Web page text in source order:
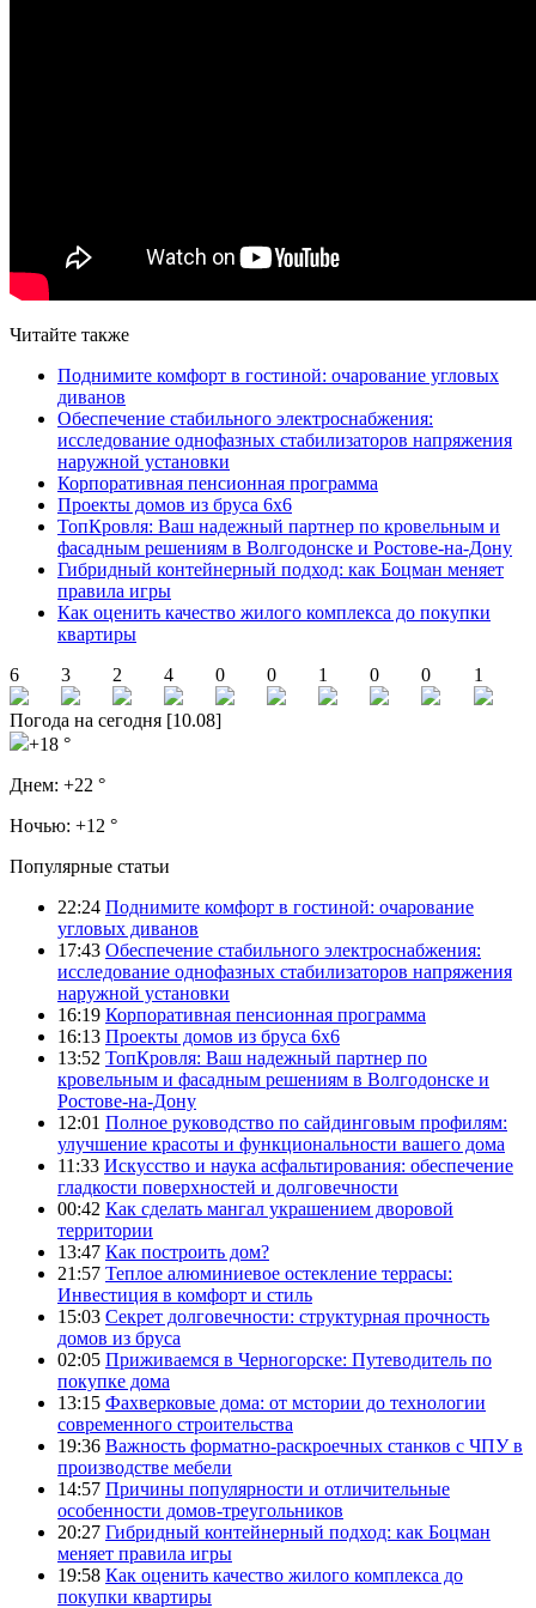
Читайте также
Поднимите комфорт в гостиной: очарование угловых
диванов
Обеспечение стабильного электроснабжения:
исследование однофазных стабилизаторов напряжения
наружной установки
Корпоративная пенсионная программа
Проекты домов из бруса 6х6
ТопКровля: Ваш надежный партнер по кровельным и
фасадным решениям в Волгодонске и Ростове-на-Дону
Гибридный контейнерный подход: как Боцман меняет
правила игры
Как оценить качество жилого комплекса до покупки
квартиры
6
3 2 4 0 0 1 0 0 1
Погода на сегодня [10.08]
+18 °
Днем: +22 °
Ночью: +12 °
Популярные статьи
22:24 Поднимите комфорт в гостиной: очарование
угловых диванов
17:43 Обеспечение стабильного электроснабжения:
исследование однофазных стабилизаторов напряжения
наружной установки
16:19 Корпоративная пенсионная программа
16:13 Проекты домов из бруса 6х6
13:52 ТопКровля: Ваш надежный партнер по
кровельным и фасадным решениям в Волгодонске и
Ростове-на-Дону
12:01 Полное руководство по сайдинговым профилям:
улучшение красоты и функциональности вашего дома
11:33 Искусство и наука асфальтирования: обеспечение
гладкости поверхностей и долговечности
00:42 Как сделать мангал украшением дворовой
территории
13:47 Как построить дом?
21:57 Теплое алюминиевое остекление террасы:
Инвестиция в комфорт и стиль
15:03 Секрет долговечности: структурная прочность
домов из бруса
02:05 Приживаемся в Черногорске: Путеводитель по
покупке дома
13:15 Фахверковые дома: от мстории до технологии
современного строительства
19:36 Важность форматно-раскроечных станков с ЧПУ в
производстве мебели
14:57 Причины популярности и отличительные
особенности домов-треугольников
20:27 Гибридный контейнерный подход: как Боцман
меняет правила игры
19:58 Как оценить качество жилого комплекса до
покупки квартиры